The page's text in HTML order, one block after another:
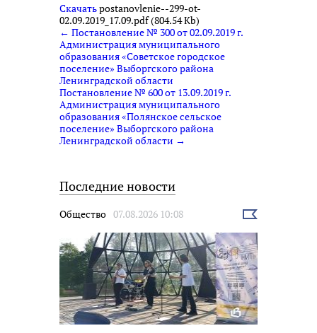
Скачатьpostanovlenie--299-ot-
02.09.2019_17.09.pdf (804.54 Kb)
← Постановление № 300 от 02.09.2019 г.
Администрация муниципального
образования «Советское городское
поселение» Выборгского района
Ленинградской области
Постановление № 600 от 13.09.2019 г.
Администрация муниципального
образования «Полянское сельское
поселение» Выборгского района
Ленинградской области →
Последние новости
Общество 07.08.2026 10:08
Выбрать